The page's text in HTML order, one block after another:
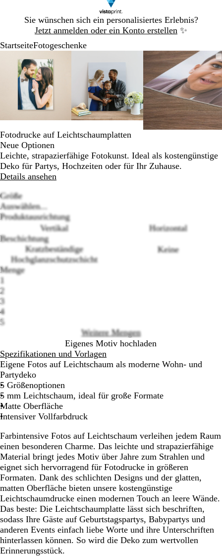
Sie wünschen sich ein personalisiertes Erlebnis?
Jetzt anmelden oder ein Konto erstellen ✨
Galeriebild
1
StartseiteFotogeschenke
Bild
auf
Minimum
zum
Vergrößern
Sie
die
Tasten
+
und
-
Zoomen
und
die
Pfeiltasten
zum
Vergrößer-/verkleinerbares
Minimum
Vergrößern
Verwenden
die
Tasten
+
und
-
Zoomen
die
Pfeiltasten
Bild
Zoom
auf
Minimum
Klicken
zum
Vergrößern
Verwenden
Sie
die
Tasten
+
und
-
zum
die
Fotodrucke auf Leichtschaumplatten
Neue Optionen
Leichte, strapazierfähige Fotokunst. Ideal als kostengünstige
Deko für Partys, Hochzeiten oder für Ihr Zuhause.
Details ansehen
Größe
Auswählen...
Produktausrichtung
Vertikal
Horizontal
Beschichtung
Kratzbeständige
Hochglanzschutzschicht
Keine
Menge
1
2
3
4
5
Weitere Mengen
Eigenes Motiv hochladen
Spezifikationen und Vorlagen
Eigene Fotos auf Leichtschaum als moderne Wohn- und
Partydeko
5 Größenoptionen
5 mm Leichtschaum, ideal für große Formate
Matte Oberfläche
Intensiver Vollfarbdruck
Farbintensive Fotos auf Leichtschaum verleihen jedem Raum
einen besonderen Charme. Das leichte und strapazierfähige
Material bringt jedes Motiv über Jahre zum Strahlen und
eignet sich hervorragend für Fotodrucke in größeren
Formaten. Dank des schlichten Designs und der glatten,
matten Oberfläche bieten unsere kostengünstige
Leichtschaumdrucke einen modernen Touch an leere Wände.
Das beste: Die Leichtschaumplatte lässt sich beschriften,
sodass Ihre Gäste auf Geburtstagspartys, Babypartys und
anderen Events einfach liebe Worte und ihre Unterschriften
hinterlassen können. So wird die Deko zum wertvollen
Erinnerungsstück.